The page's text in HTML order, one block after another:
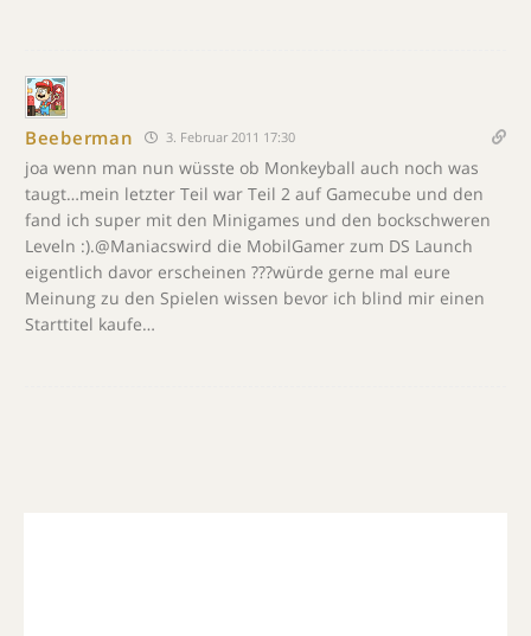
Beeberman 3. Februar 2011 17:30
joa wenn man nun wüsste ob Monkeyball auch noch was
taugt…mein letzter Teil war Teil 2 auf Gamecube und den
fand ich super mit den Minigames und den bockschweren
Leveln :).@Maniacswird die MobilGamer zum DS Launch
eigentlich davor erscheinen ???würde gerne mal eure
Meinung zu den Spielen wissen bevor ich blind mir einen
Starttitel kaufe…